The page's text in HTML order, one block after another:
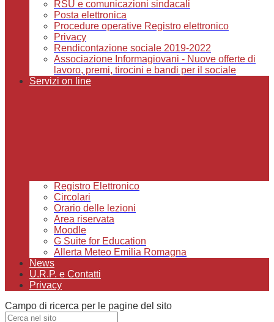
RSU e comunicazioni sindacali
Posta elettronica
Procedure operative Registro elettronico
Privacy
Rendicontazione sociale 2019-2022
Associazione Informagiovani - Nuove offerte di
lavoro, premi, tirocini e bandi per il sociale
Servizi on line
Registro Elettronico
Circolari
Orario delle lezioni
Area riservata
Moodle
G Suite for Education
Allerta Meteo Emilia Romagna
News
U.R.P. e Contatti
Privacy
Campo di ricerca per le pagine del sito